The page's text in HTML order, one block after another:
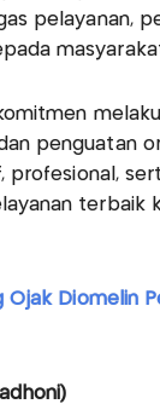
pelayanan,
penguatan
profesional,
terbaik
Ojak Diomelin